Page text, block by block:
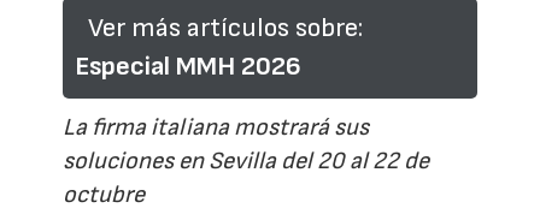
Ver más artículos sobre:
Especial MMH 2026
La firma italiana mostrará sus
soluciones en Sevilla del 20 al 22 de
octubre